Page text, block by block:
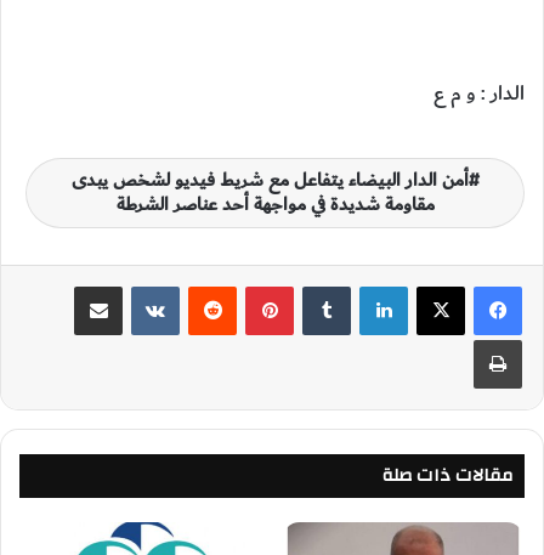
الدار : و م ع
أمن الدار البيضاء يتفاعل مع شريط فيديو لشخص يبدى
مقاومة شديدة في مواجهة أحد عناصر الشرطة
لينكدإن بينتيريست
مقالات ذات صلة